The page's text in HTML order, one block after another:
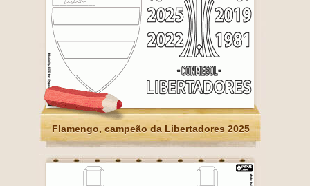
Flamengo, campeão da Libertadores 2025